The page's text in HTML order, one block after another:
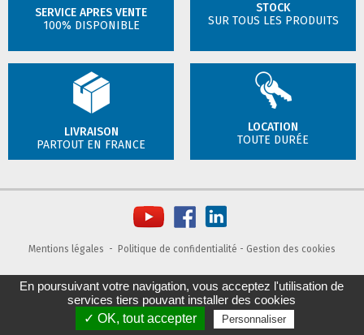
SERVICE APRES VENTE
100% DISPONIBLE
STOCK
SUR TOUS LES PRODUITS
LIVRAISON
PARTOUT EN FRANCE
LOCATION
TOUTE DURÉE
Mentions légales - Politique de confidentialité - Gestion des cookies
En poursuivant votre navigation, vous acceptez l'utilisation de
services tiers pouvant installer des cookies
✓ OK, tout accepter
Personnaliser